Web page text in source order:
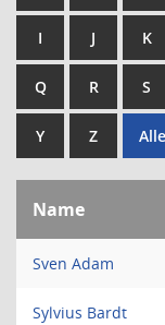
I J K
Q R S
Y Z Alle
Name
Sven Adam
Sylvius Bardt